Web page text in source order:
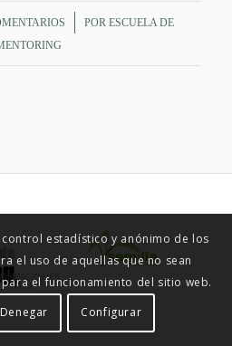
/ POR ESCUELA DE
2015
estadístico y anónimo de los
el uso de aquellas que no sean
el funcionamiento del sitio web.
Denegar Configurar